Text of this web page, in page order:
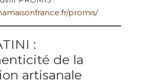
promis/
:
de la
artisanale